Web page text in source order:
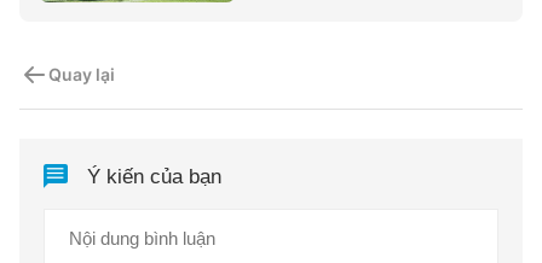
Quay lại
Ý kiến của bạn